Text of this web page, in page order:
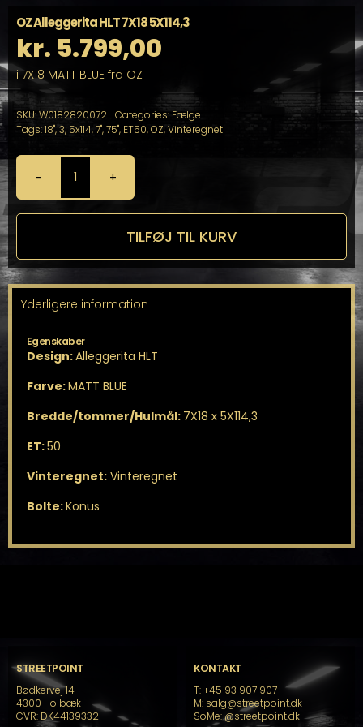
OZ Alleggerita HLT 7X18 5X114,3
kr. 5.799,00
i 7X18 MATT BLUE fra OZ
SKU:W0182820072 Categories: Fælge
Tags:18",3, 5x114,7",75", ET50,OZ,Vinteregnet
OZ
Alleggerita
HLT
antal
TILFØJ TIL KURV
Yderligere information
Egenskaber
Design:Alleggerita HLT
Farve:MATT BLUE
Bredde/tommer/Hulmål: 7X18 x 5X114,3
ET:50
Vinteregnet:Vinteregnet
Bolte:Konus
STREETPOINT
Bødkervej 14
4300 Holbæk
CVR: DK44139332
KONTAKT
T: +45 93 907 907
M: salg@streetpoint.dk
SoMe:@streetpoint.dk